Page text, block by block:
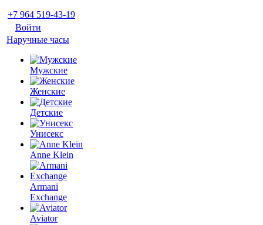
+7 964 519-43-19
Войти
Наручные часы
Мужские
Женские
Детские
Унисекс
Anne Klein
Armani
Exchange
Aviator